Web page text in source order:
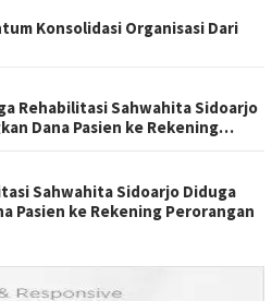
Konsolidasi Organisasi Dari
Rehabilitasi Sahwahita Sidoarjo
Dana Pasien ke Rekening
Sahwahita Sidoarjo Diduga
Pasien ke Rekening Perorangan